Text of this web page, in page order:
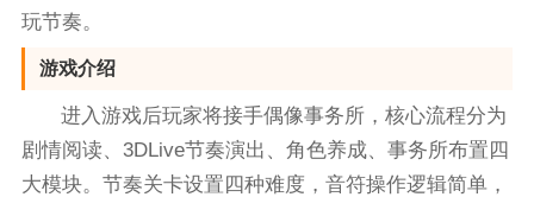
玩节奏。
游戏介绍
进入游戏后玩家将接手偶像事务所，核心流程分为
剧情阅读、3DLive节奏演出、角色养成、事务所布置四
大模块。节奏关卡设置四种难度，音符操作逻辑简单，